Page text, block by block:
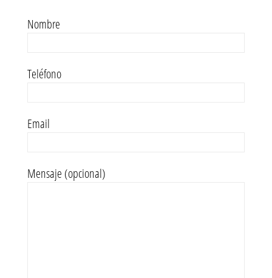
Nombre
Teléfono
Email
Mensaje (opcional)